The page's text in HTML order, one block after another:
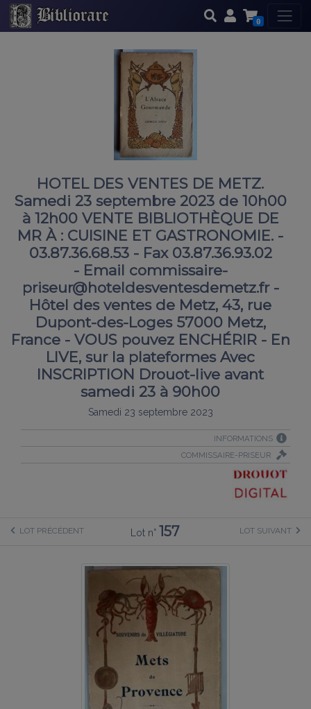
0
HOTEL DES VENTES DE METZ.
Samedi 23 septembre 2023 de 10h00
à 12h00 VENTE BIBLIOTHÈQUE DE
MR À : CUISINE ET GASTRONOMIE. -
03.87.36.68.53 - Fax 03.87.36.93.02
- Email commissaire-
priseur@hoteldesventesdemetz.fr -
Hôtel des ventes de Metz, 43, rue
Dupont-des-Loges 57000 Metz,
France - VOUS pouvez ENCHÉRIR - En
LIVE, sur la plateformes Avec
INSCRIPTION Drouot-live avant
samedi 23 à 90h00
Samedi 23 septembre 2023
INFORMATIONS
COMMISSAIRE-PRISEUR
LOT PRÉCÉDENT Lot n° 157 LOT SUIVANT